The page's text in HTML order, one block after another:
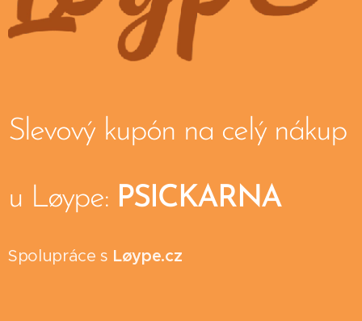
Slevový kupón na celý nákup
u Løype: PSICKARNA
Spolupráce s Løype.cz